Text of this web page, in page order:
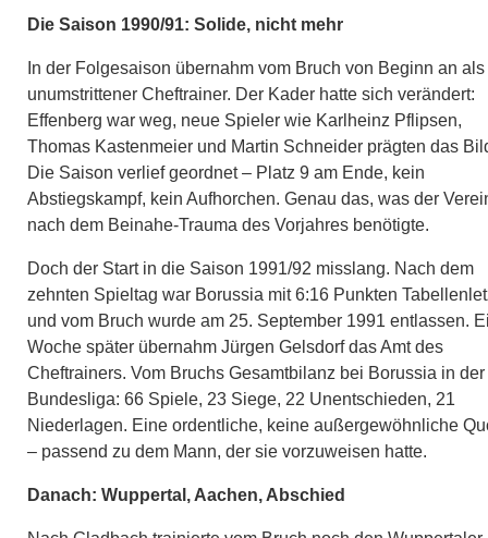
Die Saison 1990/91: Solide, nicht mehr
In der Folgesaison übernahm vom Bruch von Beginn an als
unumstrittener Cheftrainer. Der Kader hatte sich verändert:
Effenberg war weg, neue Spieler wie Karlheinz Pflipsen,
Thomas Kastenmeier und Martin Schneider prägten das
Die Saison verlief geordnet – Platz 9 am Ende, kein
Abstiegskampf, kein Aufhorchen. Genau das, was der
nach dem Beinahe-Trauma des Vorjahres benötigte.
Doch der Start in die Saison 1991/92 misslang. Nach dem
zehnten Spieltag war Borussia mit 6:16 Punkten
und vom Bruch wurde am 25. September 1991 entlassen.
Woche später übernahm Jürgen Gelsdorf das Amt des
Cheftrainers. Vom Bruchs Gesamtbilanz bei Borussia in der
Bundesliga: 66 Spiele, 23 Siege, 22 Unentschieden, 21
Niederlagen. Eine ordentliche, keine außergewöhnliche
– passend zu dem Mann, der sie vorzuweisen hatte.
Danach: Wuppertal, Aachen, Abschied